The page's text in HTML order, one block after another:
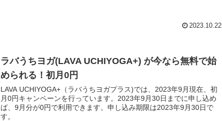
2023.10.22
ラバうちヨガ(LAVA UCHIYOGA+) が今なら無料で始
められる！初月0円
LAVA UCHIYOGA+（ラバうちヨガプラス)では、2023年9月現在、初
月0円キャンペーンを行っています。2023年9月30日までに申し込め
ば、9月分が0円で利用できます。申し込み期限は2023年9月30日で
す。